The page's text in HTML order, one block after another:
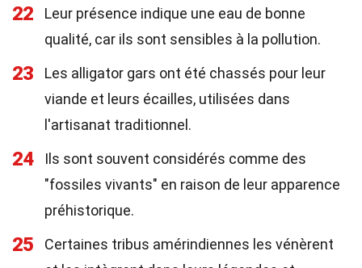
22
Leur présence indique une eau de bonne
qualité, car ils sont sensibles à la pollution.
23
Les alligator gars ont été chassés pour leur
viande et leurs écailles, utilisées dans
l'artisanat traditionnel.
24
Ils sont souvent considérés comme des
"fossiles vivants" en raison de leur apparence
préhistorique.
25
Certaines tribus amérindiennes les vénèrent